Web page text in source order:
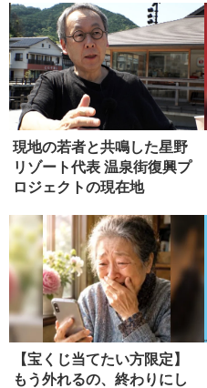
現地の若者と共鳴した星野
リゾート代表 温泉街復興プ
ロジェクトの現在地
【宝くじ当てたい方限定】
もう外れるの、終わりにし